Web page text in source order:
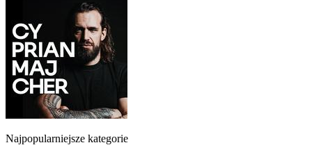
Najpopularniejsze kategorie